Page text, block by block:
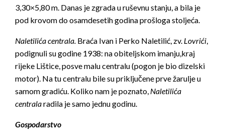
3,30×5,80 m. Danas je zgrada u ruševnu stanju, a bila je
pod krovom do osamdesetih godina prošloga stoljeća.
Naletilića centrala. Braća Ivan i Perko Naletilić, zv. Lovrići,
podignuli su godine 1938: na obiteljskom imanju,kraj
rijeke Lištice, posve malu centralu (pogon je bio dizelski
motor). Na tu centralu bile su priključene prve žarulje u
samom gradiću. Koliko nam je poznato, Naletilića
centralaradila je samo jednu godinu.
Gospodarstvo